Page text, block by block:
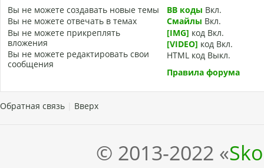
Вы не можете создавать новые темы
Вы не можете отвечать в темах
Вы не можете прикреплять
вложения
Вы не можете редактировать свои
сообщения
BB коды Вкл.
Смайлы Вкл.
[IMG] код Вкл.
[VIDEO] код Вкл.
HTML код Выкл.
Правила форума
Обратная связь Вверх
© 2013-2022 «